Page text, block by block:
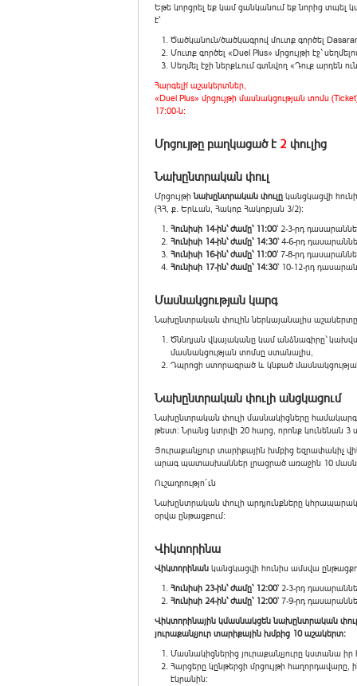
Եթե կորցրել եք կամ ցանկանում եք նորից
է՝
Ծածկանուն/ծածկագրով մուտք գործել
Մուտք գործել «Duel Plus» մրցույթի էջ`
Սեղմել էջի ներքևում գտնվող «Դուք արդեն
Հարգելի՛ աշակերտներ,
«Duel Plus» մրցույթի մասնակցության տոմս
17:00-ն:
Մրցույթը բաղկացած է 2 փուլից
Նախընտրական փուլ
Մրցույթինախընտրական փուլը կանցկացվի
(ՀՀ, ք. Երևան, Հակոբ Հակոբյան 3/2):
Հունիսի 14-ին՝ ժամը՝ 11:00՝ 2-3-րդ
Հունիսի 14-ին՝ ժամը՝ 14:30՝ 4-6-րդ
Հունիսի 16-ին՝ ժամը՝ 11:00՝ 7-8-րդ
Հունիսի 17-ին՝ ժամը՝ 14:30՝ 10-12-րդ
Մասնակցության կարգ
Նախընտրական փուլին ներկայանալիս
Ծննդյան վկայականը կամ անձնագիրը`
մասնակցության տոմսը ստանալիս,
Դպրոցի ստորագրած և կնքած
Նախընտրական փուլի անցկացում
Նախընտրական փուլի մասնակիցները
թեստ: Նրանց կտրվի 20 հարց, որոնք կունենան
Յուրաքանչյուր տարիքային խմբից եզրափակիչ
արագ պատասխաններ լրացրած առաջին 10
Ուշադրությո´ւն
Նախընտրական փուլի արդյունքները
օրվա ընթացքում:
Վիկտորինա
Վիկտորինան կանցկացվի հունիս ամսվա
Հունիսի 23-ին՝ ժամը՝ 12:00՝ 2-3-րդ
Հունիսի 24-ին՝ ժամը՝ 12:00՝ 7-9-րդ
Վիկտորինային կմասնակցեն նախընտրական
յուրաքանչյուր տարիքային խմբից 10 աշակերտ:
Մասնակիցներից յուրաքանչյուրը կստանա
Հարցերը կընթերցի մրցույթի հաղորդավարը,
էկրանին: